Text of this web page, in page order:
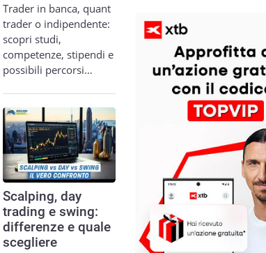
Trader in banca, quant
trader o indipendente:
scopri studi,
competenze, stipendi e
possibili percorsi…
Scalping, day
trading e swing:
differenze e quale
scegliere